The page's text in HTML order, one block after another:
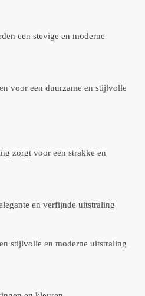
een stevige en moderne
voor een duurzame en stijlvolle
zorgt voor een strakke en
en verfijnde uitstraling
stijlvolle en moderne uitstraling